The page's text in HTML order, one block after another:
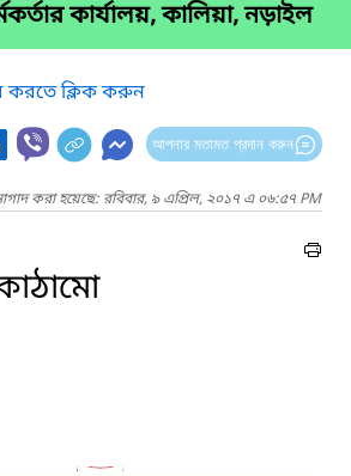
কার্যালয়, কালিয়া, নড়াইল
করতে ক্লিক করুন
আপনার মতামত প্রদান করুন
করা হয়েছে: রবিবার, ৯ এপ্রিল, ২০১৭ এ ০৬:৫৭ PM